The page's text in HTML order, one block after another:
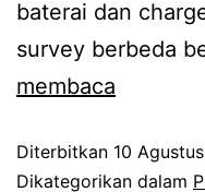
baterai dan
survey berbeda
membaca
Diterbitkan 10
Dikategorikan dalam